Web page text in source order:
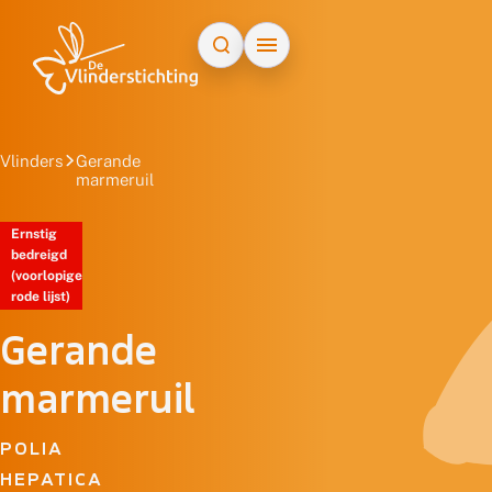
Vlinders
Gerande
marmeruil
Ernstig
bedreigd
(voorlopige
rode lijst)
Gerande
marmeruil
POLIA
HEPATICA